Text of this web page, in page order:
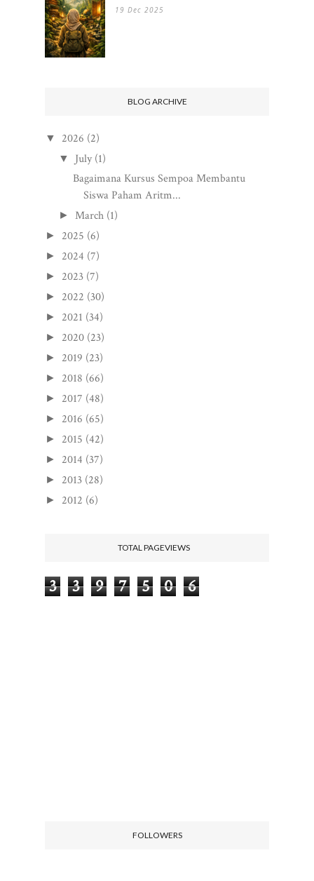
19 Dec 2025
BLOG ARCHIVE
▼ 2026 (2)
▼ July (1)
Bagaimana Kursus Sempoa Membantu
Siswa Paham Aritm...
► March (1)
► 2025 (6)
► 2024 (7)
► 2023 (7)
► 2022 (30)
► 2021 (34)
► 2020 (23)
► 2019 (23)
► 2018 (66)
► 2017 (48)
► 2016 (65)
► 2015 (42)
► 2014 (37)
► 2013 (28)
► 2012 (6)
TOTAL PAGEVIEWS
3 3 9 7 5 0 6
FOLLOWERS